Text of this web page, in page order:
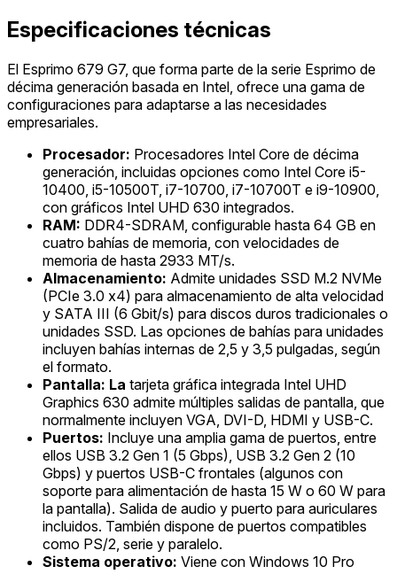
Especificaciones técnicas
El Esprimo 679 G7, que forma parte de la serie Esprimo de
décima generación basada en Intel, ofrece una gama de
configuraciones para adaptarse a las necesidades
empresariales.
Procesador: Procesadores Intel Core de décima
generación, incluidas opciones como Intel Core i5-
10400, i5-10500T, i7-10700, i7-10700T e i9-10900,
con gráficos Intel UHD 630 integrados.
RAM: DDR4-SDRAM, configurable hasta 64 GB en
cuatro bahías de memoria, con velocidades de
memoria de hasta 2933 MT/s.
Almacenamiento: Admite unidades SSD M.2 NVMe
(PCIe 3.0 x4) para almacenamiento de alta velocidad
y SATA III (6 Gbit/s) para discos duros tradicionales o
unidades SSD. Las opciones de bahías para unidades
incluyen bahías internas de 2,5 y 3,5 pulgadas, según
el formato.
Pantalla: La tarjeta gráfica integrada Intel UHD
Graphics 630 admite múltiples salidas de pantalla, que
normalmente incluyen VGA, DVI-D, HDMI y USB-C.
Puertos: Incluye una amplia gama de puertos, entre
ellos USB 3.2 Gen 1 (5 Gbps), USB 3.2 Gen 2 (10
Gbps) y puertos USB-C frontales (algunos con
soporte para alimentación de hasta 15 W o 60 W para
la pantalla). Salida de audio y puerto para auriculares
incluidos. También dispone de puertos compatibles
como PS/2, serie y paralelo.
Sistema operativo: Viene con Windows 10 Pro